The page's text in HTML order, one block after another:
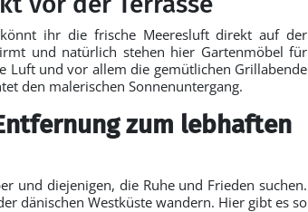
ihr die frische Meeresluft direkt auf der
und natürlich stehen hier Gartenmöbel für
Luft und vor allem die gemütlichen Grillabende
den malerischen Sonnenuntergang.
zum lebhaften
und diejenigen, die Ruhe und Frieden suchen.
dänischen Westküste wandern. Hier gibt es so